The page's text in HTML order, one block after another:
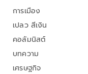
การเมือง
เปลว สีเงิน
คอลัมนิสต์
บทความ
เศรษฐกิจ